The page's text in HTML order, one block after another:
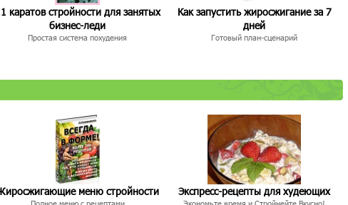
каратов стройности для занятых
бизнес-леди
Простая система похудения
Как запустить жиросжигание за 7
дней
Готовый план-сценарий
меню стройности Экспресс-рецепты для худеющих